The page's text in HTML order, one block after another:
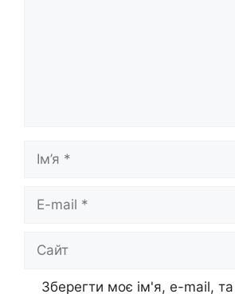
Ім’я
Сайт
Зберегти моє ім'я, e-mail,